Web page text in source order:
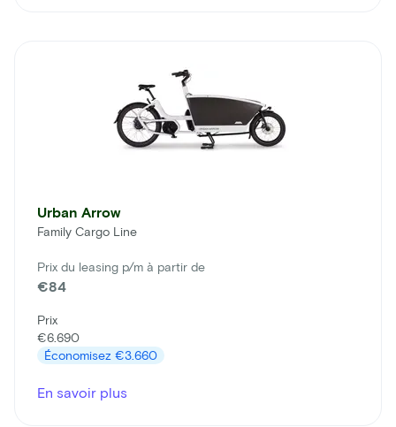
Urban Arrow
Family Cargo Line
Prix du leasing p/m à partir de
€84
Prix
€6.690
Économisez €3.660
En savoir plus